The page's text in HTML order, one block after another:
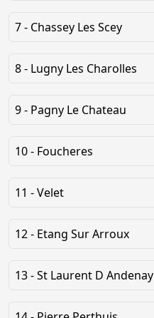
7 - Chassey Les Scey
8 - Lugny Les Charolles
9 - Pagny Le Chateau
10 - Foucheres
11 - Velet
12 - Etang Sur Arroux
13 - St Laurent D Andenay